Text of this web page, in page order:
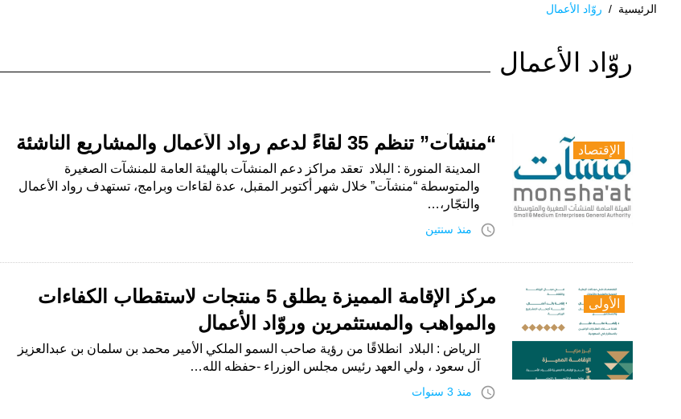
الرئيسية / روّاد الأعمال
الوسم:
روّاد
روّاد الأعمال
الإقتصاد “منشآت” تنظم 35 لقاءً لدعم رواد الأعمال والمشاريع الناشئة
المدينة المنورة : البلاد تعقد مراكز دعم المنشآت بالهيئة العامة للمنشآت الصغيرة
والمتوسطة “منشآت” خلال شهر أكتوبر المقبل، عدة لقاءات وبرامج، تستهدف رواد الأعمال
والتجّار،…
access_time منذ سنتين
الأولى
مركز الإقامة المميزة يطلق 5 منتجات لاستقطاب الكفاءات
والمواهب والمستثمرين وروّاد الأعمال
الرياض : البلاد انطلاقًا من رؤية صاحب السمو الملكي الأمير محمد بن سلمان بن عبدالعزيز
آل سعود ، ولي العهد رئيس مجلس الوزراء -حفظه الله…
access_time منذ 3 سنوات